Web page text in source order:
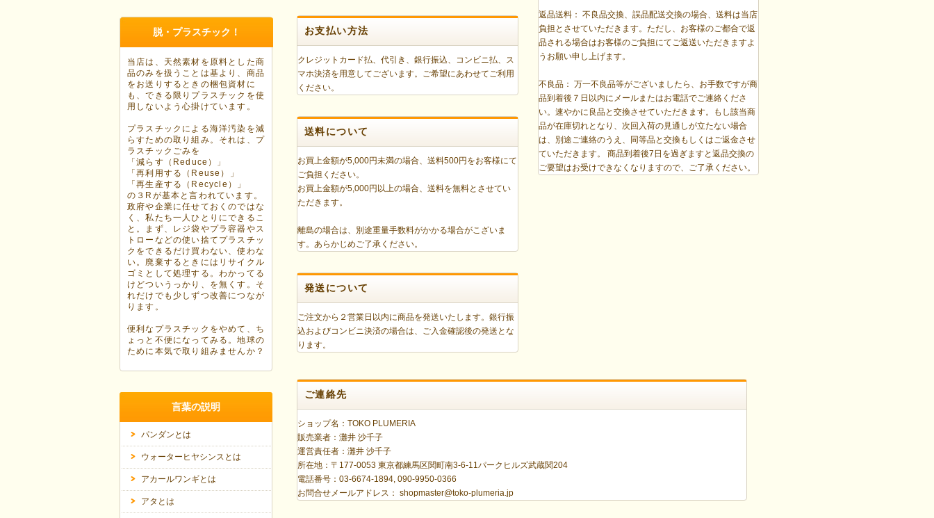
お支払い方法
クレジットカード払、代引き、銀行振込、コンビニ払、ス
マホ決済を用意してございます。ご希望にあわせてご利用
ください。
送料について
お買上金額が5,000円未満の場合、送料500円をお客様にて
ご負担ください。
お買上金額が5,000円以上の場合、送料を無料とさせてい
ただきます。
離島の場合は、別途重量手数料がかかる場合がこざいま
す。あらかじめご了承ください。
発送について
ご注文から２営業日以内に商品を発送いたします。銀行振
込およびコンビニ決済の場合は、ご入金確認後の発送とな
ります。
返品送料： 不良品交換、誤品配送交換の場合、送料は当店
負担とさせていただきます。ただし、お客様のご都合で返
品される場合はお客様のご負担にてご返送いただきますよ
うお願い申し上げます。
不良品： 万一不良品等がございましたら、お手数ですが商
品到着後７日以内にメールまたはお電話でご連絡くださ
い。速やかに良品と交換させていただきます。もし該当商
品が在庫切れとなり、次回入荷の見通しが立たない場合
は、別途ご連絡のうえ、同等品と交換もしくはご返金させ
ていただきます。 商品到着後7日を過ぎますと返品交換の
ご要望はお受けできなくなりますので、ご了承ください。
ご連絡先
ショップ名：TOKO PLUMERIA
販売業者：灘井 沙千子
運営責任者：灘井 沙千子
所在地：〒177-0053 東京都練馬区関町南3-6-11パークヒルズ武蔵関204
電話番号：03-6674-1894, 090-9950-0366
お問合せメールアドレス： shopmaster@toko-plumeria.jp
脱・プラスチック！
当店は、天然素材を原料とした商
品のみを扱うことは基より、商品
をお送りするときの梱包資材に
も、できる限りプラスチックを使
用しないよう心掛けています。
プラスチックによる海洋汚染を減
らすための取り組み。それは、プ
ラスチックごみを
「減らす（Reduce）」
「再利用する（Reuse）」
「再生産する（Recycle）」
の３Rが基本と言われています。
政府や企業に任せておくのではな
く、私たち一人ひとりにできるこ
と。まず、レジ袋やプラ容器やス
トローなどの使い捨てプラスチッ
クをできるだけ買わない、使わな
い。廃棄するときにはリサイクル
ゴミとして処理する。わかってる
けどついうっかり、を無くす。そ
れだけでも少しずつ改善につなが
ります。
便利なプラスチックをやめて、ち
ょっと不便になってみる。地球の
ために本気で取り組みませんか？
言葉の説明
パンダンとは
ウォーターヒヤシンスとは
アカールワンギとは
アタとは